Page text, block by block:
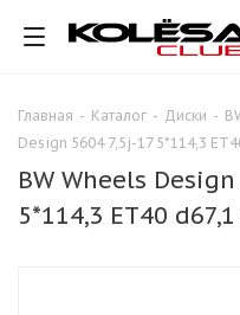
Главная - Каталог - Диски -
Design 5604 7,5j-17 5*114,3
BW Wheels
5*114,3 ET40 d67,1